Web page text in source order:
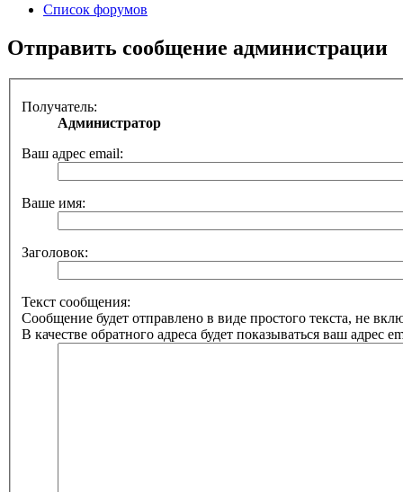
Список форумов
Отправить сообщение администрации
Получатель:
Администратор
Ваш адрес email:
Ваше имя:
Заголовок:
Текст сообщения:
Сообщение будет отправлено в виде простого текста, не
В качестве обратного адреса будет показываться ваш адрес